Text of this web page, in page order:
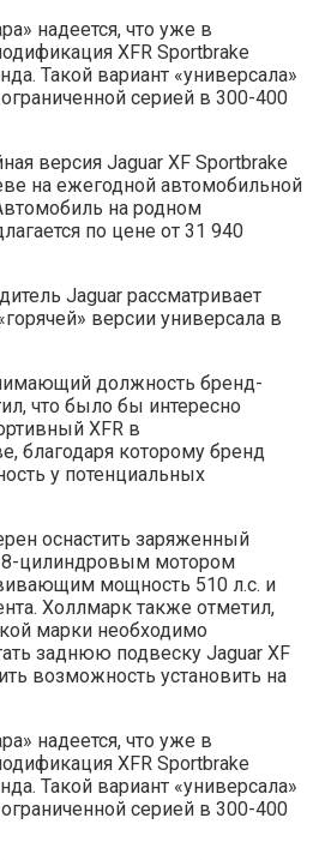
надеется, что уже в
XFR Sportbrake
Такой вариант «универсала»
серией в 300-400
версия Jaguar XF Sportbrake
на ежегодной автомобильной
на родном
по цене от 31 940
Jaguar рассматривает
версии универсала в
должность бренд-
что было бы интересно
XFR в
благодаря которому бренд
у потенциальных
оснастить заряженный
цилиндровым мотором
мощность 510 л.с. и
Холлмарк также отметил,
марки необходимо
заднюю подвеску Jaguar XF
возможность установить на
надеется, что уже в
XFR Sportbrake
Такой вариант «универсала»
серией в 300-400